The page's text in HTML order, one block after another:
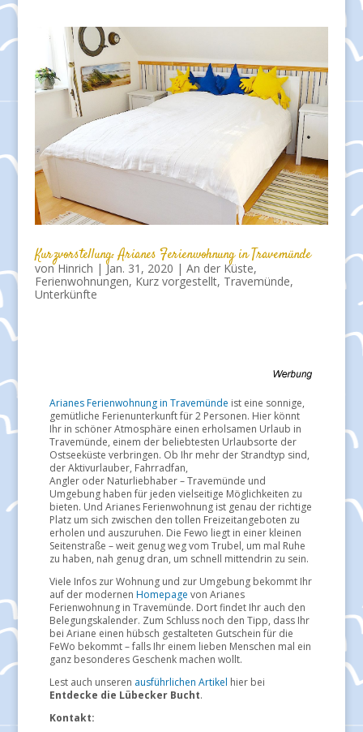
Kurzvorstellung: Arianes Ferienwohnung in Travemünde
vonHinrich | Jan. 31, 2020 | An der Küste,
Ferienwohnungen, Kurz vorgestellt, Travemünde,
Unterkünfte
Arianes Ferienwohnung in Travemünde ist eine sonnige,
gemütliche Ferienunterkunft für 2 Personen. Hier könnt
Ihr in schöner Atmosphäre einen erholsamen Urlaub in
Travemünde, einem der beliebtesten Urlaubsorte der
Ostseeküste verbringen. Ob Ihr mehr der Strandtyp sind,
der Aktivurlauber, Fahrradfan,
Angler oder Naturliebhaber – Travemünde und
Umgebung haben für jeden vielseitige Möglichkeiten zu
bieten. Und Arianes Ferienwohnung ist genau der richtige
Platz um sich zwischen den tollen Freizeitangeboten zu
erholen und auszuruhen. Die Fewo liegt in einer kleinen
Seitenstraße – weit genug weg vom Trubel, um mal Ruhe
zu haben, nah genug dran, um schnell mittendrin zu sein.
Viele Infos zur Wohnung und zur Umgebung bekommt Ihr
auf der modernen Homepage von Arianes
Ferienwohnung in Travemünde. Dort findet Ihr auch den
Belegungskalender. Zum Schluss noch den Tipp, dass Ihr
bei Ariane einen hübsch gestalteten Gutschein für die
FeWo bekommt – falls Ihr einem lieben Menschen mal ein
ganz besonderes Geschenk machen wollt.
Lest auch unseren ausführlichen Artikel hier bei
Entdecke die Lübecker Bucht.
Kontakt: